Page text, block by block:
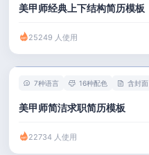
美甲师经典上下结构简历模板
25249 人使用
7种语言 16种配色 含封面
美甲师简洁求职简历模板
22734 人使用